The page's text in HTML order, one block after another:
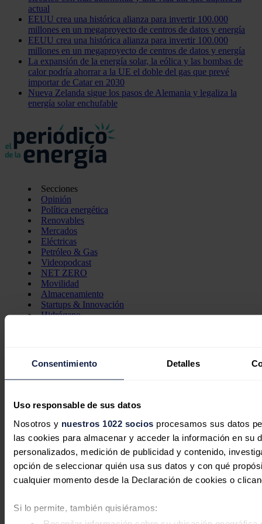
Consentimiento Detalles
Uso responsable de sus datos
Nosotros y nuestros 1022 socios procesamos sus datos
las cookies para almacenar y acceder la información en su
personalizados, medición de publicidad y contenido,
opción de seleccionar quién usa sus datos y con qué
cualquier momento desde la Declaración de cookies o
Si lo permite, también quisiéramos:
actual
EEUU crea una histórica alianza para invertir 100.000
millones en un megaproyecto de centros de datos y energía
EEUU crea una histórica alianza para invertir 100.000
millones en un megaproyecto de centros de datos y energía
La expansión de la energía solar, la eólica y las bombas de
calor podría ahorrar a la UE el doble del gas que prevé
importar de Catar en 2030
Nueva Zelanda sigue los pasos de Alemania y legaliza la
energía solar enchufable
Secciones
Opinión
Política energética
Renovables
Mercados
Eléctricas
Petróleo & Gas
Videopodcast
NET ZERO
Movilidad
Almacenamiento
Startups & Innovación
Hidrógeno
LATAM
Eficiencia
Eventos
La Noche de la Energía
10 claves del sector energético
Foros
Foro de Almacenamiento
Foro de Autoconsumo
Foro de Movilidad Sostenible
Foro de Transición Energética
Foros regionales